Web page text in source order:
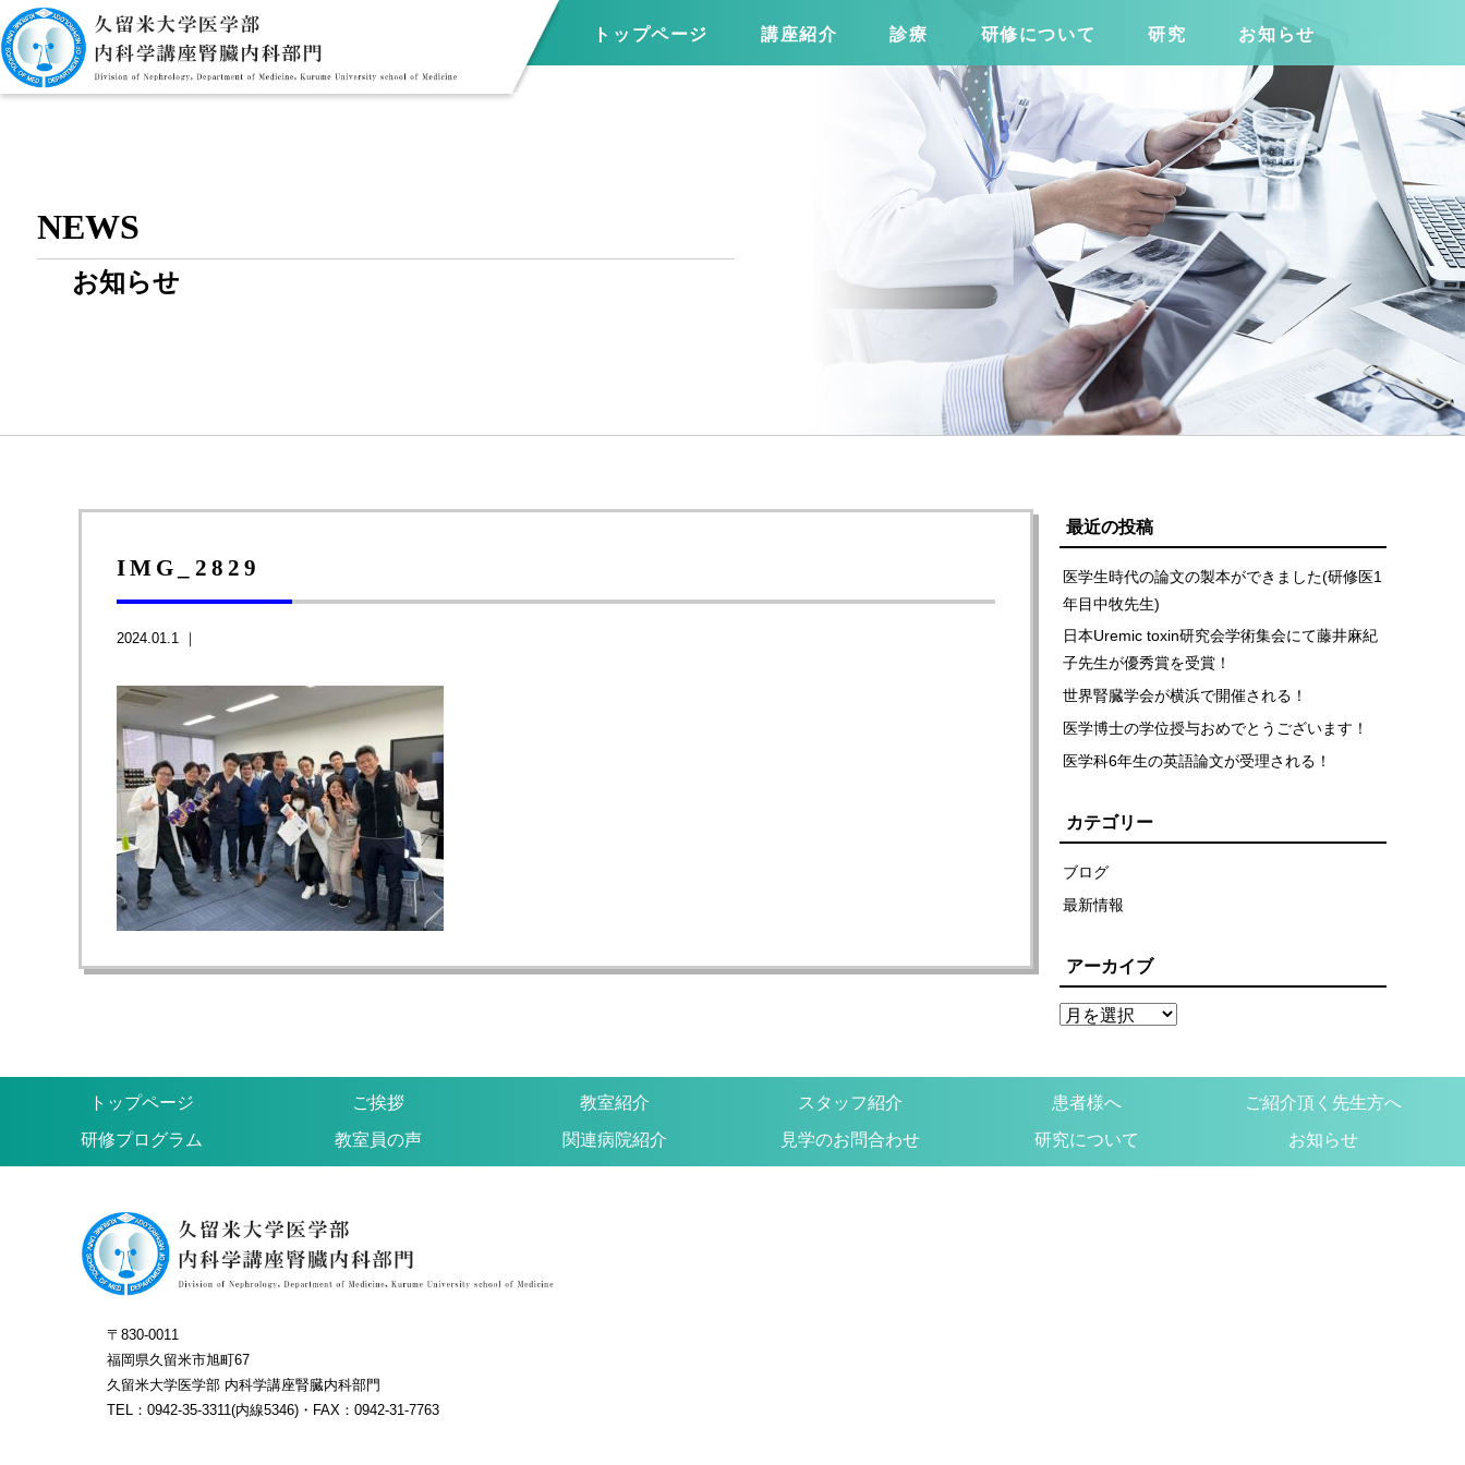
トップページ 講座紹介 診療 研修について 研究 お知らせ
NEWS
お知らせ
IMG_2829
2024.01.1 ｜
最近の投稿
医学生時代の論文の製本ができました(研修医1
年目中牧先生)
日本Uremic toxin研究会学術集会にて藤井麻紀
子先生が優秀賞を受賞！
世界腎臓学会が横浜で開催される！
医学博士の学位授与おめでとうございます！
医学科6年生の英語論文が受理される！
カテゴリー
ブログ
最新情報
アーカイブ
トップページ ご挨拶 教室紹介 スタッフ紹介 患者様へ ご紹介頂く先生方へ
研修プログラム 教室員の声 関連病院紹介 見学のお問合わせ 研究について お知らせ
〒830-0011
福岡県久留米市旭町67
久留米大学医学部 内科学講座腎臓内科部門
TEL：0942-35-3311(内線5346)・FAX：0942-31-7763